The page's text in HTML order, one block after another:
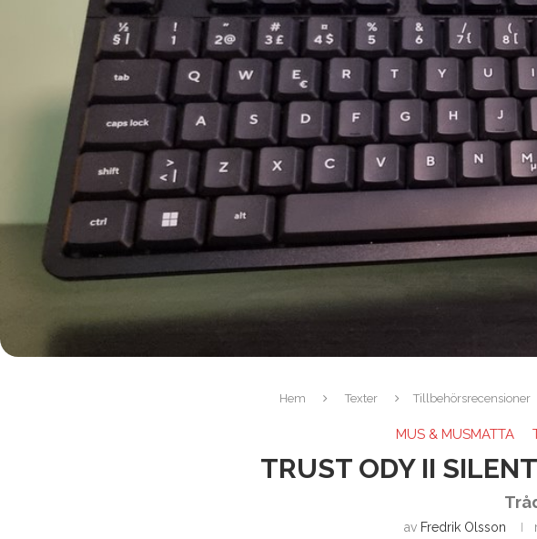
Hem Texter Tillbehörsrecensioner
MUS & MUSMATTA
TRUST ODY II
av Fredrik Olsson